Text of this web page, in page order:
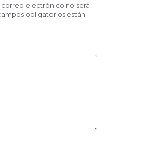
electrónico no será
obligatorios están